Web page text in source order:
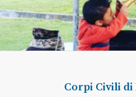
Corpi Civili di